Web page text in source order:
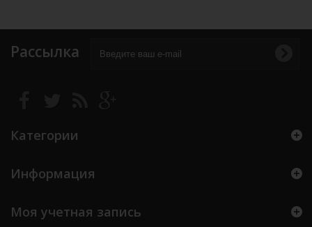
Рассылка
Категории
Информация
Моя учетная запись